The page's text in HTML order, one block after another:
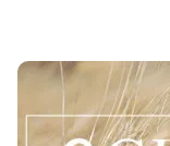
Conduite du
ses